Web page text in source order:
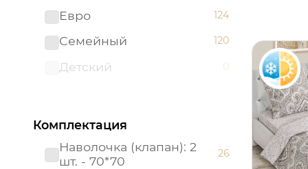
Престиж 0
Россия 0
Россия (Подарочная
Евро 124
Семейный 120
Детский 0
Комплектация
Наволочка (клапан): 2
шт. - 70*70
26